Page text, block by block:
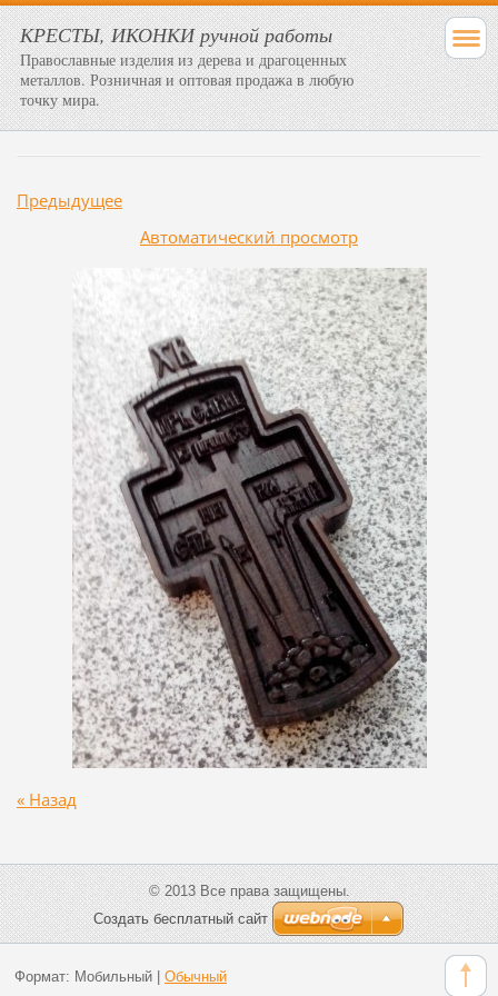
КРЕСТЫ, ИКОНКИ ручной работы
Православные изделия из дерева и драгоценных
металлов. Розничная и оптовая продажа в любую
точку мира.
Предыдущее
Aвтоматический просмотр
« Назад
© 2013 Все права защищены.
Создать бесплатный сайт
Формат: Мобильный| Обычный